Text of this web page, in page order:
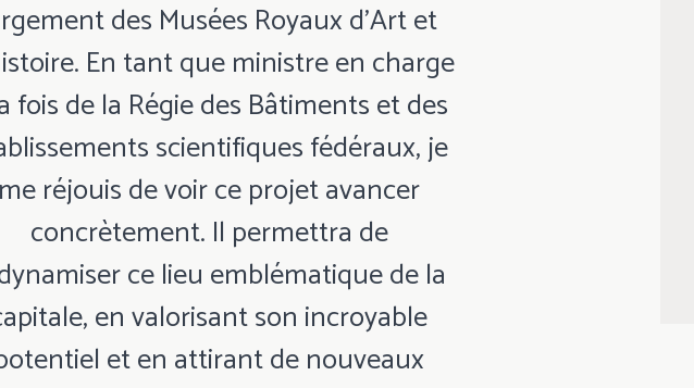
des Musées Royaux d'Art et
En tant que ministre en charge
fois de la Régie des Bâtiments et des
scientifiques fédéraux, je
me réjouis de voir ce projet avancer
concrètement. Il permettra de
ce lieu emblématique de la
en valorisant son incroyable
et en attirant de nouveaux